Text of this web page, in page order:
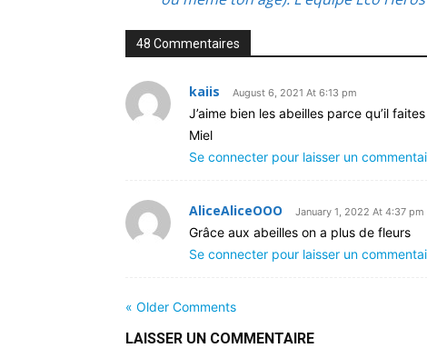
48 Commentaires
kaiis August 6, 2021 At 6:13 pm
J’aime bien les abeilles parce qu’il
Miel
Se connecter pour laisser un
AliceAliceOOO January 1, 2022 At 4:37 pm
Grâce aux abeilles on a plus de fleurs
Se connecter pour laisser un
« Older Comments
LAISSER UN COMMENTAIRE